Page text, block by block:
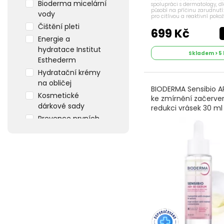
spolupráci s dermatology,
působí na příčinu
pro citlivou a reaktivní
stávající zarudnutí. Působí
699 Kč
Skladem > 5
BIODERMA Sensibio
ke zmírnění
redukci vrásek 30 ml
Bioderma micelární
vody
Čištění pleti
Energie a
hydratace Institut
Esthederm
Hydratační krémy
na obličej
Kosmetické
dárkové sady
Prevence prvních